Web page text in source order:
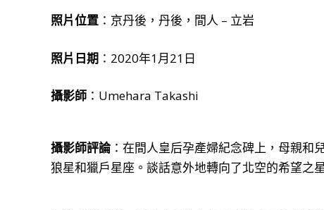
照片位置 ：京丹後，丹後，間人 – 立岩
照片日期 ：2020年1月21日
攝影師 ：Umehara Takashi
攝影師評論：在間人皇后孕產婦紀念碑上，母親和
狼星和獵戶星座。談話意外地轉向了北空的希望之